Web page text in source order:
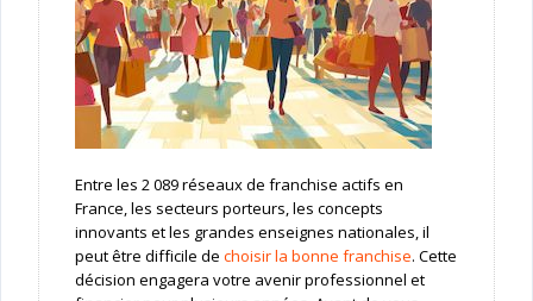
Entre les 2 089 réseaux de franchise actifs en
France, les secteurs porteurs, les concepts
innovants et les grandes enseignes nationales, il
peut être difficile de choisir la bonne franchise. Cette
décision engagera votre avenir professionnel et